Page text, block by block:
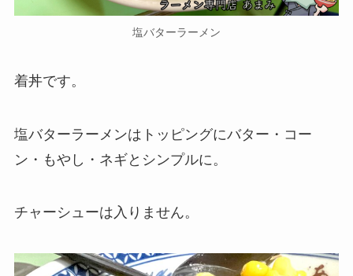
塩バターラーメン
着丼です。
塩バターラーメンはトッピングにバター・コー
ン・もやし・ネギとシンプルに。
チャーシューは入りません。